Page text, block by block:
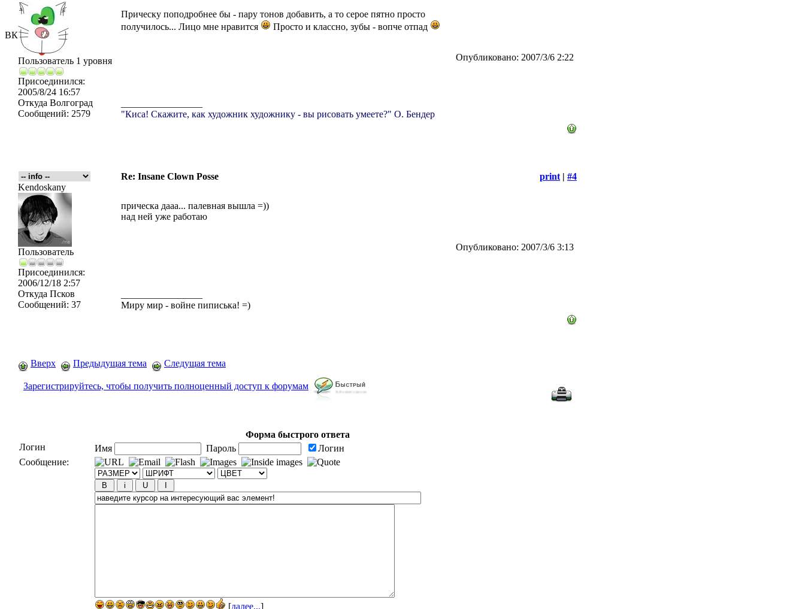
ВК
Пользователь 1 уровня
Присоединился:
2005/8/24 16:57
Откуда Волгоград
Сообщений: 2579
Прическу поподробнее бы - пару тонов добавить, а то серое пятно просто
получилось... Лицо мне нравится
Просто и классно, зубы - вопче отпад
Опубликовано: 2007/3/6 2:22
"Киса! Скажите, как художник художнику - вы рисовать умеете?" О. Бендер
Re: Insane Clown Posse print | #4
Kendoskany
Пользователь
Присоединился:
2006/12/18 2:57
Откуда Псков
Сообщений: 37
прическа дааа... палевная вышла =))
над ней уже работаю
Опубликовано: 2007/3/6 3:13
Миру мир - войне пиписька! =)
Вверх Предыдущая тема Следущая тема
Зарегистрируйтесь, чтобы получить полноценный доступ к форумам
Форма быстрого ответа
Логин
Имя Пароль
Логин
Сообщение:
[далее...]